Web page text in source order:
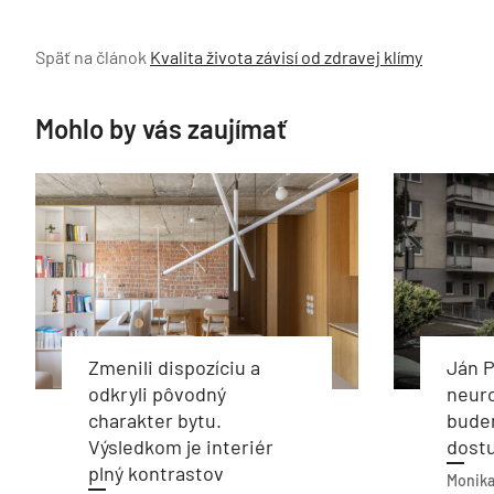
Späť na článok Kvalita života závisí od zdravej klímy
Mohlo by vás zaujímať
Zmenili dispozíciu a
odkryli pôvodný
charakter bytu.
Výsledkom je interiér
plný kontrastov
Ján